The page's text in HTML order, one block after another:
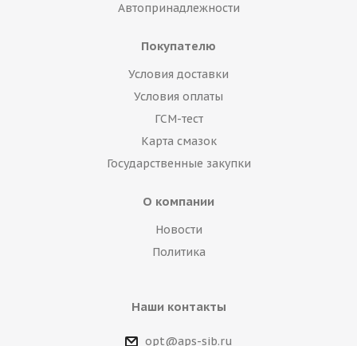
Автопринадлежности
Покупателю
Условия доставки
Условия оплаты
ГСМ-тест
Карта смазок
Государственные закупки
О компании
Новости
Политика
Наши контакты
opt@aps-sib.ru